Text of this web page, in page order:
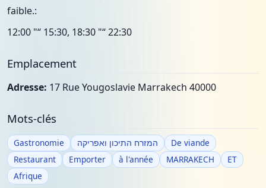
faible.:
12:00 "“ 15:30, 18:30 "“ 22:30
Emplacement
Adresse: 17 Rue Yougoslavie Marrakech 40000
Mots-clés
Gastronomie המזרח התיכון ואפריקה
De viande
Restaurant
Emporter à l'année MARRAKECH
ET
Afrique